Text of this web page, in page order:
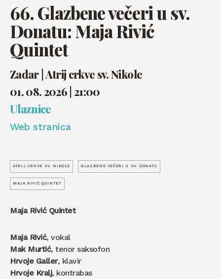
66. Glazbene večeri u sv.
Donatu: Maja Rivić
Quintet
Zadar | Atrij crkve sv. Nikole
01. 08. 2026 | 21:00
Ulaznice
Web stranica
ATRIJ CRKVE SV. NIKOLE GLAZBENE VEČERI U SV. DONATU
MAJA RIVIĆ QUINTET
Maja Rivić Quintet
Maja Rivić, vokal
Mak Murtić, tenor saksofon
Hrvoje Galler, klavir
Hrvoje Kralj, kontrabas